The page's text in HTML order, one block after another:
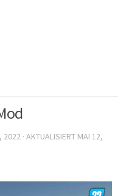
2022 · AKTUALISIERT MAI 12,